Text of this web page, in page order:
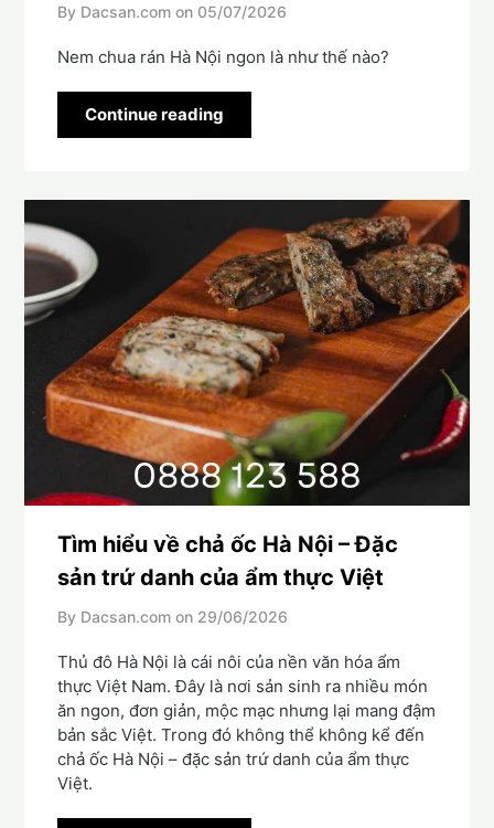
By Dacsan.com on 05/07/2026
Nem chua rán Hà Nội ngon là như thế nào?
Continue reading
Tìm hiểu về chả ốc Hà Nội – Đặc
sản trứ danh của ẩm thực Việt
By Dacsan.com on 29/06/2026
Thủ đô Hà Nội là cái nôi của nền văn hóa ẩm
thực Việt Nam. Đây là nơi sản sinh ra nhiều món
ăn ngon, đơn giản, mộc mạc nhưng lại mang đậm
bản sắc Việt. Trong đó không thể không kể đến
chả ốc Hà Nội – đặc sản trứ danh của ẩm thực
Việt.